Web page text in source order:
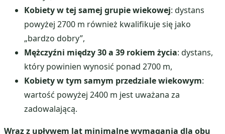
Kobiety w tej samej grupie wiekowej: dystans
powyżej 2700 m również kwalifikuje się jako
„bardzo dobry”,
Mężczyźni między 30 a 39 rokiem życia: dystans,
który powinien wynosić ponad 2700 m,
Kobiety w tym samym przedziale wiekowym:
wartość powyżej 2400 m jest uważana za
zadowalającą.
Wraz z upływem lat minimalne wymagania dla obu